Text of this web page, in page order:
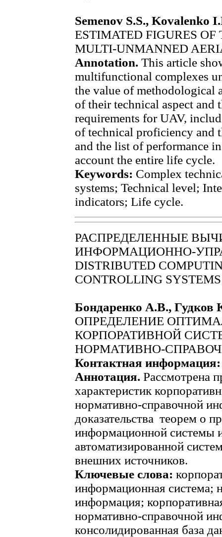
Semenov S.S., Kovalenko
ESTIMATED FIGURES
MULTI-UNMANNED
Annotation. This article
multifunctional complexes
the value of methodological
of their technical aspect and
requirements for UAV,
of technical proficiency and
and the list of performance
account the entire life cycle.
Keywords: Сomplex
systems; Technical level;
indicators; Life cycle.
РАСПРЕДЕЛЕННЫЕ
ИНФОРМАЦИОННО-
DISTRIBUTED
CONTROLLING SYSTEMS
Бондаренко А.В., Гудков
ОПРЕДЕЛЕНИЕ
КОРПОРАТИВНОЙ
НОРМАТИВНО-
Контактная
Аннотация. Рассмотрена
характеристик
нормативно-справочной
доказательства теорем о
информационной системы
автоматизированной
внешних источников.
Ключевые слова:
информационная система;
информация;
нормативно-справочной
консолидированная база